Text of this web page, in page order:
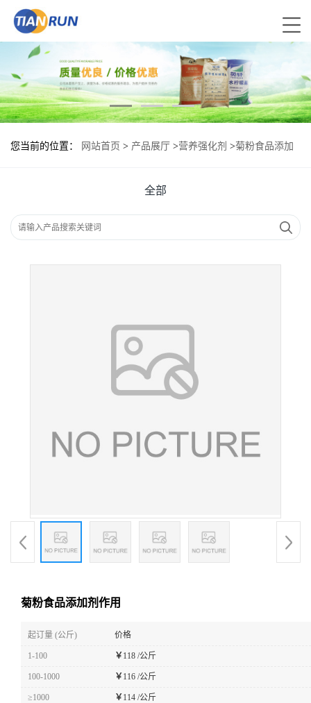
您当前的位置： 网站首页 > 产品展厅 >营养强化剂 >菊粉食品添加
全部
菊粉食品添加剂作用
起订量 (公斤) 价格
1-100 ￥118 /公斤
100-1000 ￥116 /公斤
≥1000 ￥114 /公斤